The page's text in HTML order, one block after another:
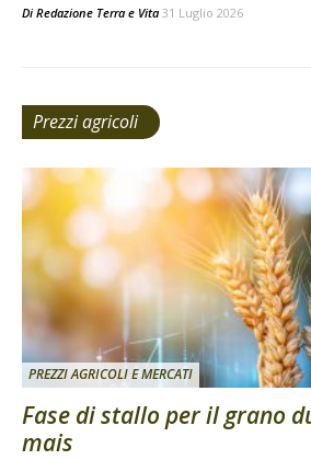
Di Redazione Terra e Vita 31 Luglio 2026
Prezzi agricoli
PREZZI AGRICOLI E MERCATI
Fase di stallo per il grano
mais